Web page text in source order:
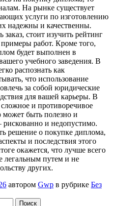
На рынке существует
услуги по изготовлению
надежны и качественны.
стоит изучить рейтинг
работ. Кроме того,
будет выполнен в
учебного заведения. В
распознать как
что использование
за собой юридические
для вашей карьеры. В
и противоречивое
быть полезно и
рискованно и недопустимо.
решение о покупке диплома,
и последствия этого
окажется, что лучше всего
легальным путем и не
других.
автором Gwp в рубрике Без